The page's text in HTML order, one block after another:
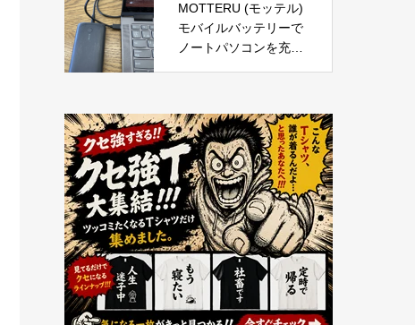
MOTTERU (モッテル)
モバイルバッテリーで
ノートパソコンを充電